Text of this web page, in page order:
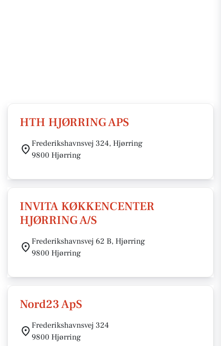
HTH HJØRRING APS
Frederikshavnsvej 324, Hjørring
9800 Hjørring
INVITA KØKKENCENTER
HJØRRING A/S
Frederikshavnsvej 62 B, Hjørring
9800 Hjørring
Nord23 ApS
Frederikshavnsvej 324
9800 Hjørring